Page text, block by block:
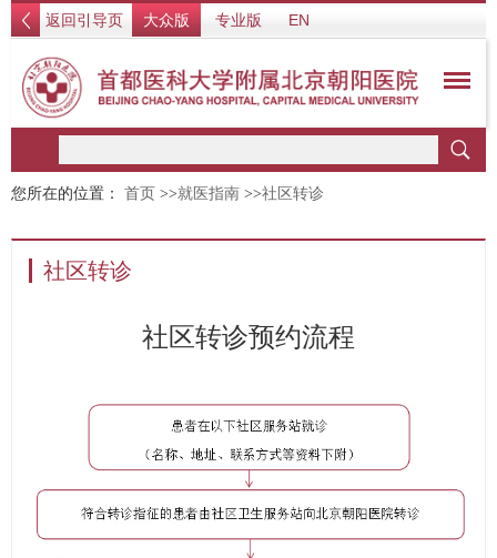
返回引导页 大众版 专业版 EN
您所在的位置： 首页 >>就医指南 >>社区转诊
社区转诊
社区转诊预约流程